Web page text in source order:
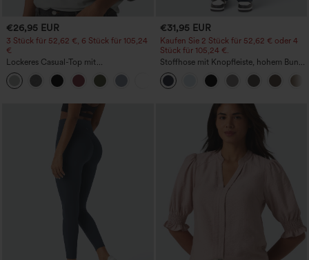
€26,95 EUR
3 Stück für 52,62 €, 6 Stück für 105,24
€
Lockeres Casual-Top mit
Rundhalsausschnitt und
Fledermausärmeln
+1
€31,95 EUR
Kaufen Sie 2 Stück für 52,62 € oder 4
Stück für 105,24 €.
Stoffhose mit Knopfleiste, hohem Bund,
mehreren Taschen und geradem Bein